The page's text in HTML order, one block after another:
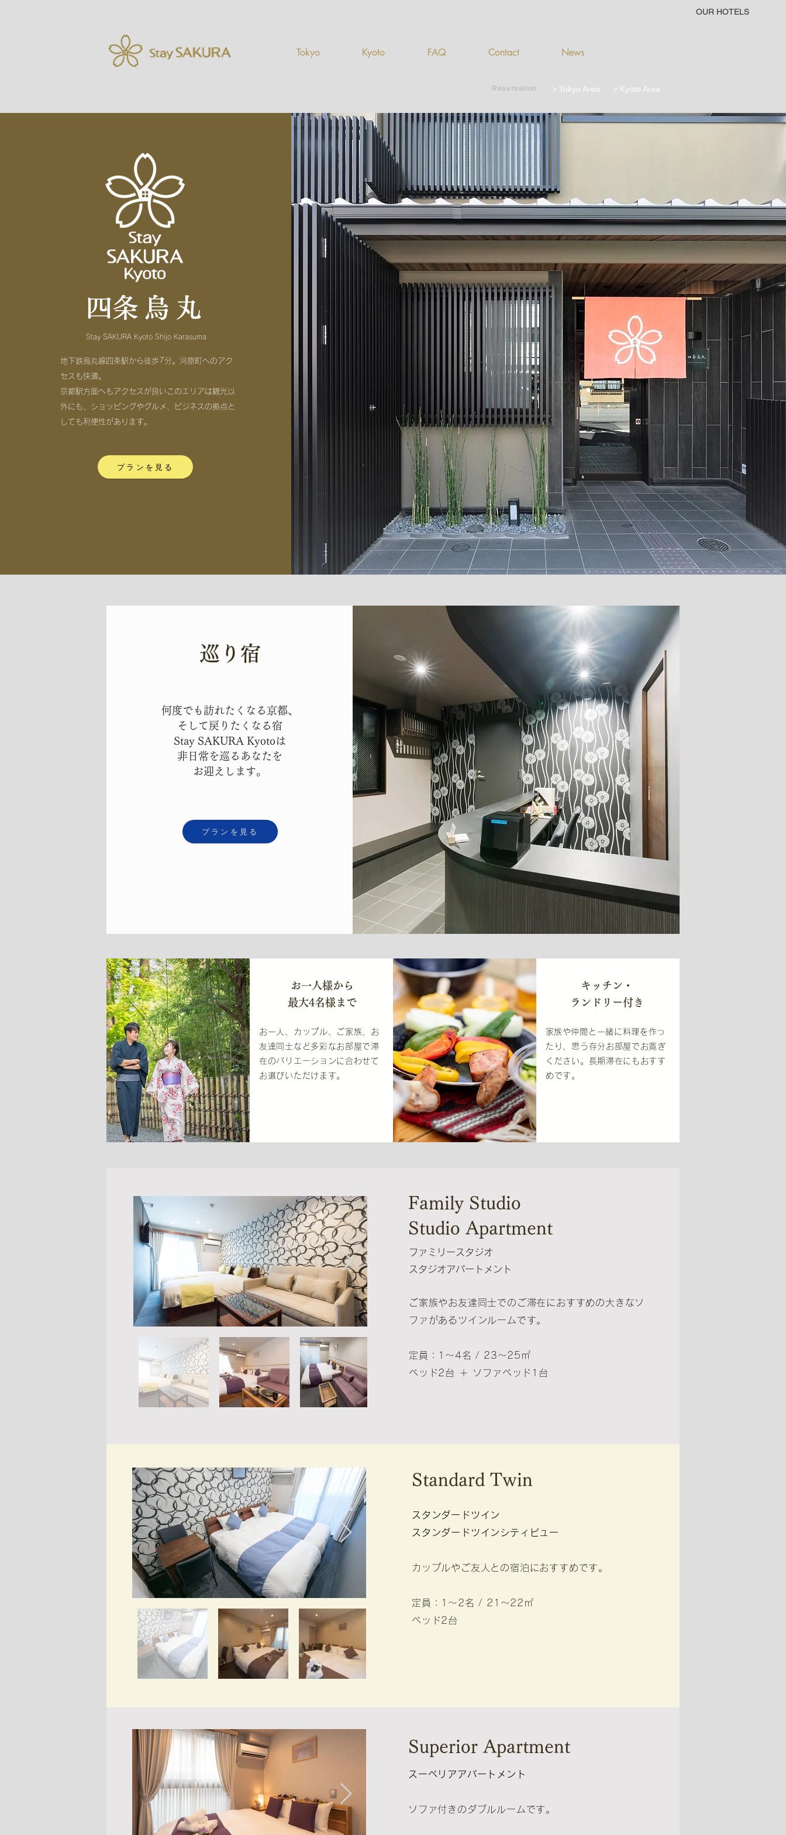
OUR HOTELS
Tokyo Kyoto FAQ Contact News
Reservation > Tokyo Area > Kyoto Area
​四条烏丸
Stay SAKURA Kyoto Shijo Karasuma
​地下鉄烏丸線四条駅から徒歩7分。河原町へのアク
セスも快適。
京都駅方面へもアクセスが良いこのエリアは観光以
外にも、ショッピングやグルメ、ビジネスの拠点と
しても利便性があります。
プランを見る
​巡り宿
何度でも訪れたくなる京都、
そして戻りたくなる宿
Stay SAKURA Kyotoは
非日常を巡るあなたを
お迎えします。
プランを見る
お一人様から
​最大4名様まで
お一人、カップル、ご家族、お
友達同士など多彩なお部屋で滞
在のバリエーションに合わせて
お選びいただけます。
​キッチン・
ランドリー付き
​​家族や仲間と一緒に料理を作っ
たり、思う存分お部屋でお寛ぎ
ください。長期滞在にもおすす
めです。
Family Studio
Studio Apartment
​ファミリースタジオ
スタジオアパートメント
ご家族やお友達同士でのご滞在におすすめの大きなソ
ファがあるツインルームです。
定員：1～4名 / 23～25㎡
ベッド2台 ＋ ソファベッド1台
Standard ​Twin
スタンダードツイン
スタンダードツインシティビュー
カップルやご友人との宿泊におすすめです。
定員：1～2名 / 21～22㎡
ベッド2台
Superior Apartment
スーペリアアパートメント
ソファ付きのダブルルームです。